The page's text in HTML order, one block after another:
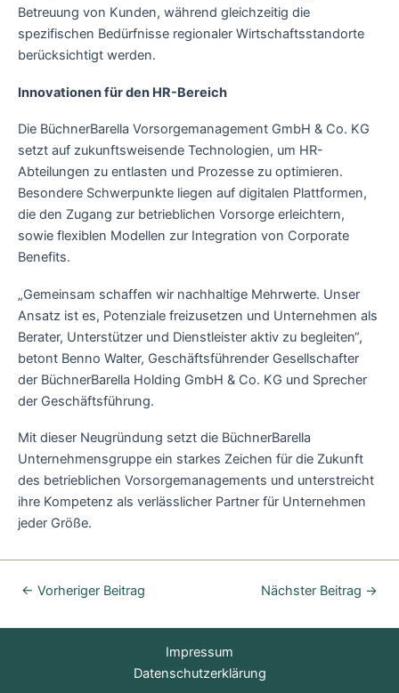
Betreuung von Kunden, während gleichzeitig die
spezifischen Bedürfnisse regionaler Wirtschaftsstandorte
berücksichtigt werden.
Innovationen für den HR-Bereich
Die BüchnerBarella Vorsorgemanagement GmbH & Co. KG
setzt auf zukunftsweisende Technologien, um HR-
Abteilungen zu entlasten und Prozesse zu optimieren.
Besondere Schwerpunkte liegen auf digitalen Plattformen,
die den Zugang zur betrieblichen Vorsorge erleichtern,
sowie flexiblen Modellen zur Integration von Corporate
Benefits.
„Gemeinsam schaffen wir nachhaltige Mehrwerte. Unser
Ansatz ist es, Potenziale freizusetzen und Unternehmen als
Berater, Unterstützer und Dienstleister aktiv zu begleiten“,
betont Benno Walter, Geschäftsführender Gesellschafter
der BüchnerBarella Holding GmbH & Co. KG und Sprecher
der Geschäftsführung.
Mit dieser Neugründung setzt die BüchnerBarella
Unternehmensgruppe ein starkes Zeichen für die Zukunft
des betrieblichen Vorsorgemanagements und unterstreicht
ihre Kompetenz als verlässlicher Partner für Unternehmen
jeder Größe.
← Vorheriger Beitrag Nächster Beitrag →
Impressum
Datenschutzerklärung